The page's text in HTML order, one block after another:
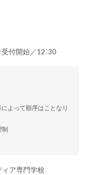
付開始／12：30
によって順序はことなり
制
ア専門学校